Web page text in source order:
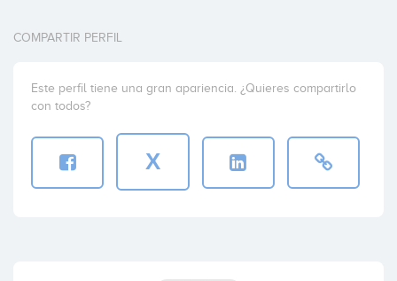
COMPARTIR PERFIL
Este perfil tiene una gran apariencia. ¿Quieres compartirlo
con todos?
X